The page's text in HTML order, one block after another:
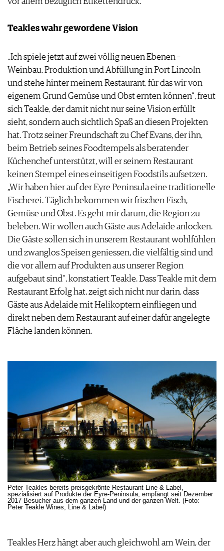
Teakles wahr gewordene Vision
„Ich spiele jetzt auf zwei völlig neuen Ebenen –
Weinbau, Produktion und Abfüllung in Port Lincoln
und stehe hinter meinem Restaurant, für das wir von
eigenem Grund Gemüse und Obst ernten können“, freut
sich Teakle, der damit nicht nur seine Vision erfüllt
sieht, sondern auch sichtlich Spaß an diesen Projekten
hat. Trotz seiner Freundschaft zu Chef Evans, der ihn‚
beim Betrieb seines Foodtempels als beratender
Küchenchef unterstützt, will er seinem Restaurant
keinen Stempel eines einseitigen Foodstils aufsetzen.
„Wir haben hier auf der Eyre Peninsula eine traditionelle
Fischerei. Täglich bekommen wir frischen Fisch,
Gemüse und Obst. Es geht mir darum, die Region zu
beleben. Wir wollen auch Gäste aus Adelaide anlocken.
Die Gäste sollen sich in unserem Restaurant wohlfühlen
und zwanglos Speisen geniessen, die vielfältig sind und
die vor allem auf Produkten aus unserer Region
aufgebaut sind“, konstatiert Teakle. Dass Teakle mit dem
Restaurant Erfolg hat, zeigt sich nicht nur darin, dass
Gäste aus Adelaide mit Helikoptern einfliegen und
direkt neben dem Restaurant auf einer dafür angelegte
Fläche landen können.
Peter Teakles bereits preisgekrönte Restaurant Line & Label,
spezialisiert auf Produkte der Eyre-Peninsula, empfängt seit Dezember
2017 Besucher aus dem ganzen Land und der ganzen Welt. (Foto:
Peter Teakle Wines, Line & Label)
Teakles Herz hängt aber auch gleichwohl am Wein, der